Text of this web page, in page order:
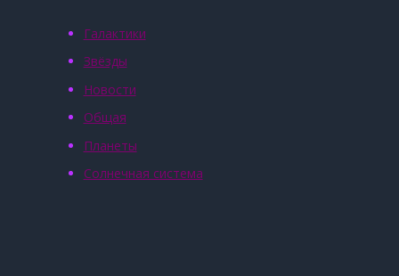
Галактики
Звёзды
Новости
Общая
Планеты
Солнечная система